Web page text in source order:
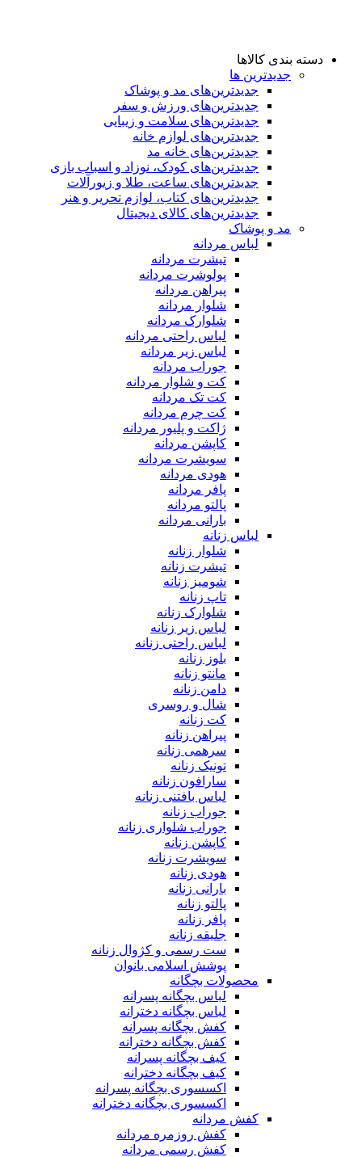
دسته بندی کالاها
جدیدترین ها
جدید‌ترین‌های مد و پوشاک
جدید‌ترین‌های ورزش و سفر
جدید‌ترین‌های سلامت و زیبایی
جدید‌ترین‌های لوازم خانه
جدیدترین‌های خانه مد
جدید‌ترین‌های کودک، نوزاد و اسباب بازی
جدید‌ترین‌های ساعت، طلا و زیورآلات
جدید‌ترین‌های کتاب، لوازم تحریر و هنر
جدید‌ترین‌های کالای دیجیتال
مد و پوشاک
لباس مردانه
تیشرت مردانه
پولوشرت مردانه
پیراهن مردانه
شلوار مردانه
شلوارک مردانه
لباس راحتی مردانه
لباس زیر مردانه
جوراب مردانه
کت و شلوار مردانه
کت تک مردانه
کت چرم مردانه
ژاکت و پلیور مردانه
کاپشن مردانه
سویشرت مردانه
هودی مردانه
پافر مردانه
پالتو مردانه
بارانی مردانه
لباس زنانه
شلوار زنانه
تیشرت زنانه
شومیز زنانه
تاپ زنانه
شلوارک زنانه
لباس زیر زنانه
لباس راحتی زنانه
بلوز زنانه
مانتو زنانه
دامن زنانه
شال و روسری
کت زنانه
پیراهن زنانه
سرهمی زنانه
تونیک زنانه
سارافون زنانه
لباس بافتنی زنانه
جوراب زنانه
جوراب شلواری زنانه
کاپشن زنانه
سویشرت زنانه
هودی زنانه
بارانی زنانه
پالتو زنانه
پافر زنانه
جلیقه زنانه
ست رسمی و کژوال زنانه
پوشش اسلامی بانوان
محصولات بچگانه
لباس بچگانه پسرانه
لباس بچگانه دخترانه
کفش بچگانه پسرانه
کفش بچگانه دخترانه
کیف بچگانه پسرانه
کیف بچگانه دخترانه
اکسسوری بچگانه پسرانه
اکسسوری بچگانه دخترانه
کفش مردانه
کفش روزمره مردانه
کفش رسمی مردانه